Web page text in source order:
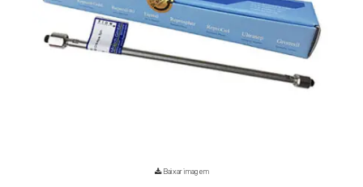
Baixar imagem